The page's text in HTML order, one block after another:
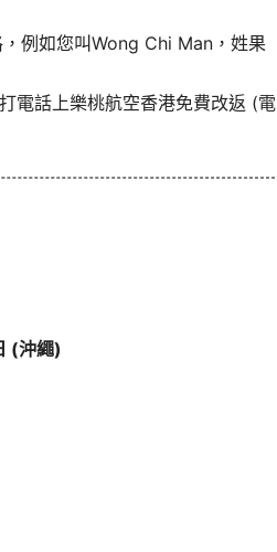
例如您叫Wong Chi Man，姓果
電話上樂桃航空香港免費改返 (電
(沖繩)